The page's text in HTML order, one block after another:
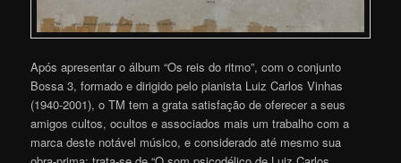
Após apresentar o álbum “Os reis do ritmo”, com o conjunto
Bossa 3, formado e dirigido pelo pianista Luiz Carlos Vinhas
(1940-2001), o TM tem a grata satisfação de oferecer a seus
amigos cultos, ocultos e associados mais um trabalho com a
marca deste notável músico, e considerado até mesmo sua